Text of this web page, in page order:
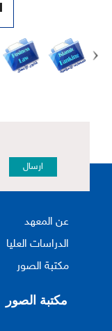
ارسال
عن المعهد
الدراسات العليا
مكتبة الصور